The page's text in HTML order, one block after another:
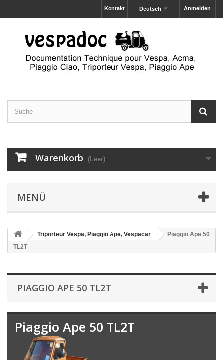
Anmelden
Deutsch
Kontakt
Warenkorb (Leer)
MENÜ
Triporteur Vespa, Piaggio Ape, Vespacar
Piaggio Ape 50
TL2T
PIAGGIO APE 50 TL2T
Piaggio Ape 50 TL2T